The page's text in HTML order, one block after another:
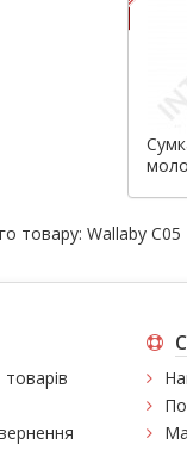
товару: Wallaby C05